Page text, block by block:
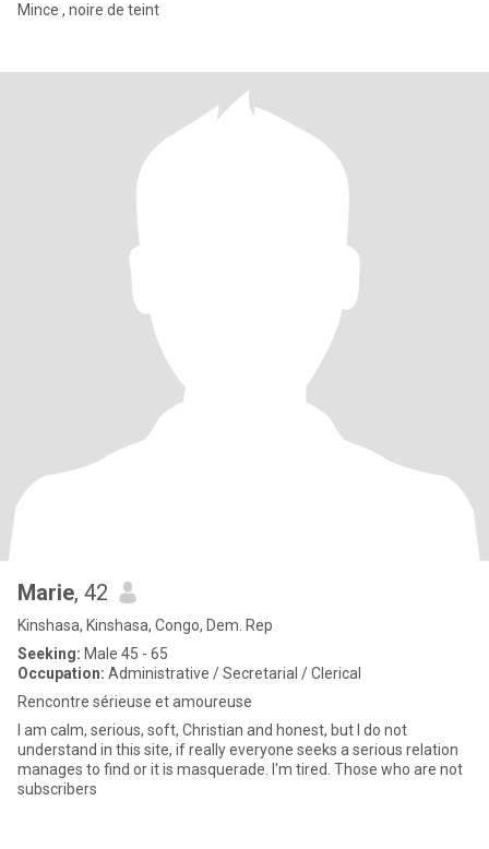
Mince , noire de teint
Marie, 42
Kinshasa, Kinshasa, Congo, Dem. Rep
Seeking: Male 45 - 65
Occupation: Administrative / Secretarial / Clerical
Rencontre sérieuse et amoureuse
I am calm, serious, soft, Christian and honest, but I do not
understand in this site, if really everyone seeks a serious relation
manages to find or it is masquerade. I'm tired. Those who are not
subscribers